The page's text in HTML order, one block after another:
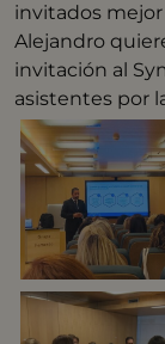
invitados mejor
Alejandro
invitación al
asistentes por